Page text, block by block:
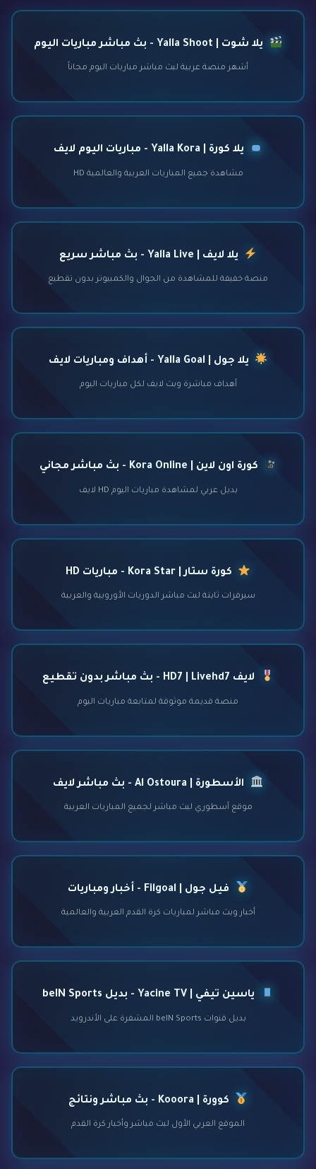
يلا شوت | Yalla Shoot - بث مباشر مباريات اليوم
أشهر منصة عربية لبث مباشر مباريات اليوم مجاناً
يلا كورة | Yalla Kora - مباريات اليوم لايف
مشاهدة جميع المباريات العربية والعالمية HD
يلا لايف | Yalla Live - بث مباشر سريع
منصة خفيفة للمشاهدة من الجوال والكمبيوتر بدون تقطيع
يلا جول | Yalla Goal - أهداف ومباريات لايف
أهداف مباشرة وبث لايف لكل مباريات اليوم
كورة اون لاين | Kora Online - بث مباشر مجاني
بديل عربي لمشاهدة مباريات اليوم HD لايف
كورة ستار | Kora Star - مباريات HD
سيرفرات ثابتة لبث مباشر الدوريات الأوروبية والعربية
لايف HD7 | Livehd7 - بث مباشر بدون تقطيع
منصة قديمة موثوقة لمتابعة مباريات اليوم
الأسطورة | Al Ostoura - بث مباشر لايف
موقع أسطوري لبث مباشر لجميع المباريات العربية
فيل جول | Filgoal - أخبار ومباريات
أخبار وبث مباشر لمباريات كرة القدم العربية والعالمية
ياسين تيفي | Yacine TV - بديل beIN Sports
بديل قنوات beIN Sports المشفرة على الأندرويد
كوورة | Kooora - بث مباشر ونتائج
الموقع العربي الأول لبث مباشر وأخبار كرة القدم